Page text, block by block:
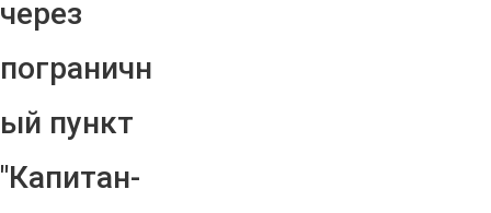
через
пограничн
ый пункт
"Капитан-